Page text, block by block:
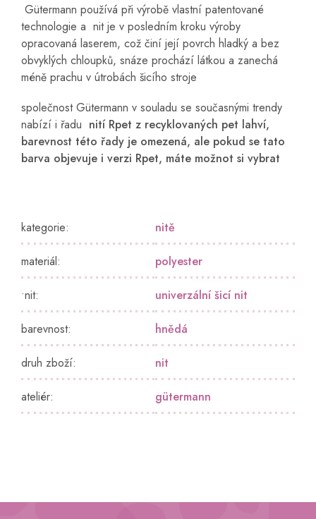
Gütermann používá při výrobě vlastní patentované
technologie a nit je v posledním kroku výroby
opracovaná laserem, což činí její povrch hladký a bez
obvyklých chloupků, snáze prochází látkou a zanechá
méně prachu v útrobách šicího stroje
společnost Gütermann v souladu se současnými trendy
nabízí i řadu nití Rpet z recyklovaných pet lahví,
barevnost této řady je omezená, ale pokud se tato
barva objevuje i verzi Rpet, máte možnot si vybrat
kategorie: nitě
materiál: polyester
•nit: univerzální šicí nit
barevnost: hnědá
druh zboží: nit
ateliér: gütermann
Z